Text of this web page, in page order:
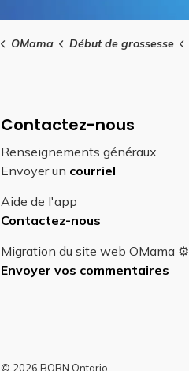
OMama Début de grossesse
Contactez-nous
Renseignements généraux
Envoyer un courriel
Aide de l'app
Contactez-nous
Migration du site web OMama ⚙️
Envoyer vos commentaires
© 2026 BORN Ontario